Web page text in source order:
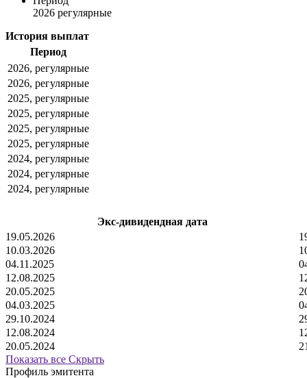
2026 регулярные
История выплат
Период
2026, регулярные
2026, регулярные
2025, регулярные
2025, регулярные
2025, регулярные
2025, регулярные
2024, регулярные
2024, регулярные
2024, регулярные
Экс-дивидендная дата
19.05.2026
10.03.2026
04.11.2025
12.08.2025
20.05.2025
04.03.2025
29.10.2024
12.08.2024
20.05.2024
Показать все Скрыть
Профиль эмитента